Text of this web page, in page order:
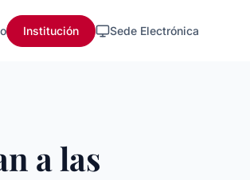
Institución Sede Electrónica
a las